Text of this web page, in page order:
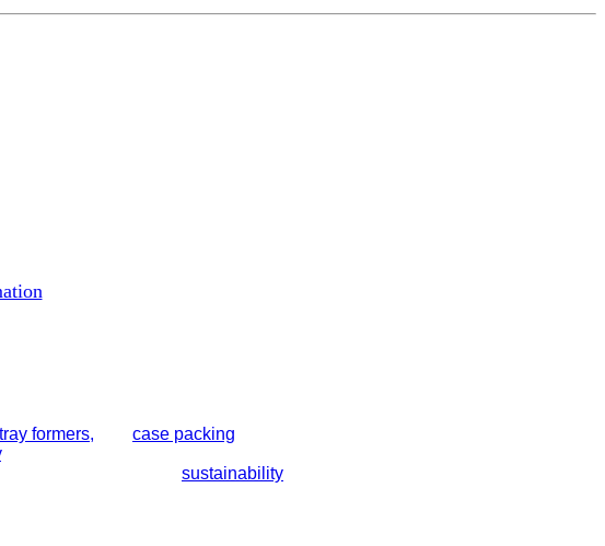
tray formers, case packing
, and more. Solutions include total closure or bullseye shrink wrap machines,
sustainability